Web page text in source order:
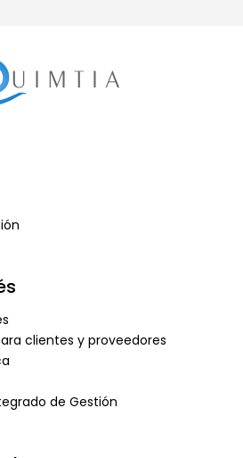
clientes y proveedores
de Gestión